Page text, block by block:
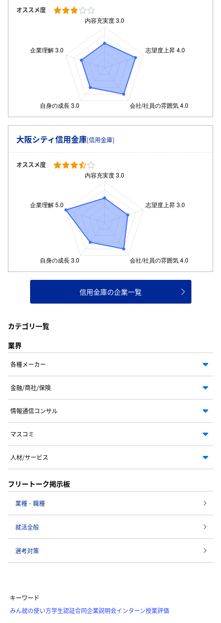
オススメ度
大阪シティ信用金庫[信用金庫]
オススメ度
信用金庫の企業一覧
カテゴリ一覧
業界
各種メーカー
金融/商社/保険
情報通信コンサル
マスコミ
人材/サービス
フリートーク掲示板
業種・職種
就活全般
選考対策
キーワード
みん就の使い方学生認証合同企業説明会インターン授業評価